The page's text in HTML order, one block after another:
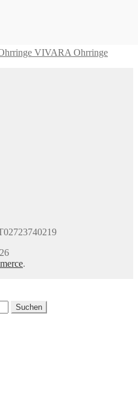
VIVARA Ohrringe
.
Suchen